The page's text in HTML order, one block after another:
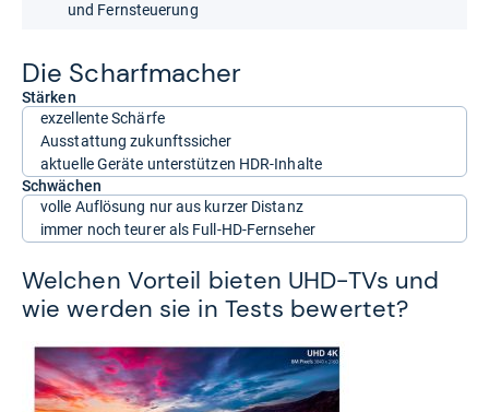
Die Scharf­ma­cher
Stärken
exzellente Schärfe
Ausstattung zukunftssicher
aktuelle Geräte unterstützen HDR-Inhalte
Schwächen
volle Auflösung nur aus kurzer Distanz
immer noch teurer als Full-HD-Fernseher
Welchen Vorteil bieten UHD-TVs und
wie werden sie in Tests bewertet?
und Fernsteuerung